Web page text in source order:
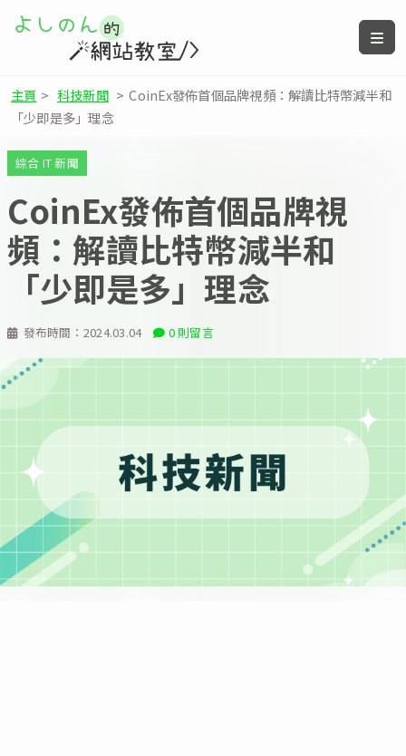
主頁 > 科技新聞 > CoinEx發佈首個品牌視頻：解讀比特幣減半和
「少即是多」理念
發布時間： 2024.03.04 0 則留言
綜合 IT 新聞
CoinEx發佈首個品牌視
頻：解讀比特幣減半和
「少即是多」理念